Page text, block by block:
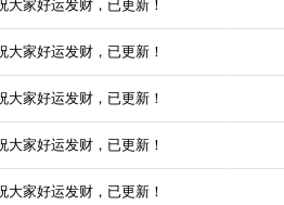
家好运发财，已更新！
家好运发财，已更新！
家好运发财，已更新！
家好运发财，已更新！
家好运发财，已更新！